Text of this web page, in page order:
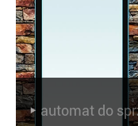
 automat do